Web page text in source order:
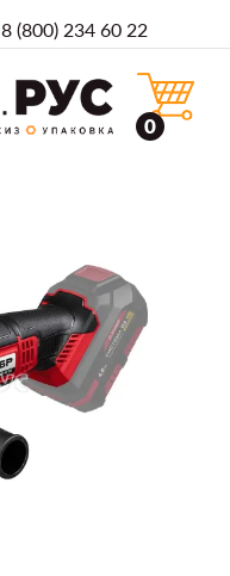
8 (800) 234 60 22
0